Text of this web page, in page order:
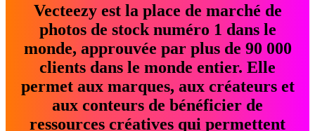
Vecteezy est la place de marché de
photos de stock numéro 1 dans le
monde, approuvée par plus de 90 000
clients dans le monde entier. Elle
permet aux marques, aux créateurs et
aux conteurs de bénéficier de
ressources créatives qui permettent